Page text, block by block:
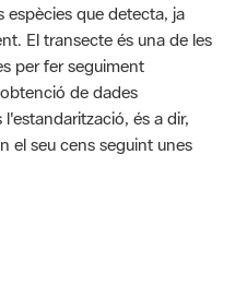
espècies que detecta, ja
El transecte és una de les
per fer seguiment
de dades
és a dir,
el seu cens seguint unes
media es de 0 estrellas de